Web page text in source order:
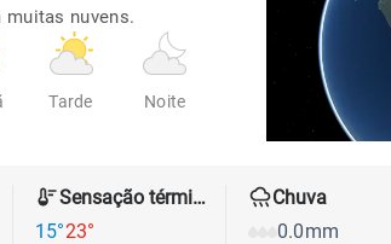
nuvens.
Tarde Noite
Sensação térmica
15°23°
Chuva
0.0mm